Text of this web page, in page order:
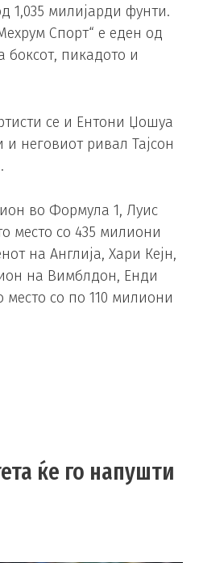
1,035 милијарди фунти.
Спорт“ е еден од
боксот, пикадото и
се и Ентони Џошуа
неговиот ривал Тајсон
во Формула 1, Луис
место со 435 милиони
на Англија, Хари Кејн,
на Вимблдон, Енди
место со по 110 милиони
ќе го напушти